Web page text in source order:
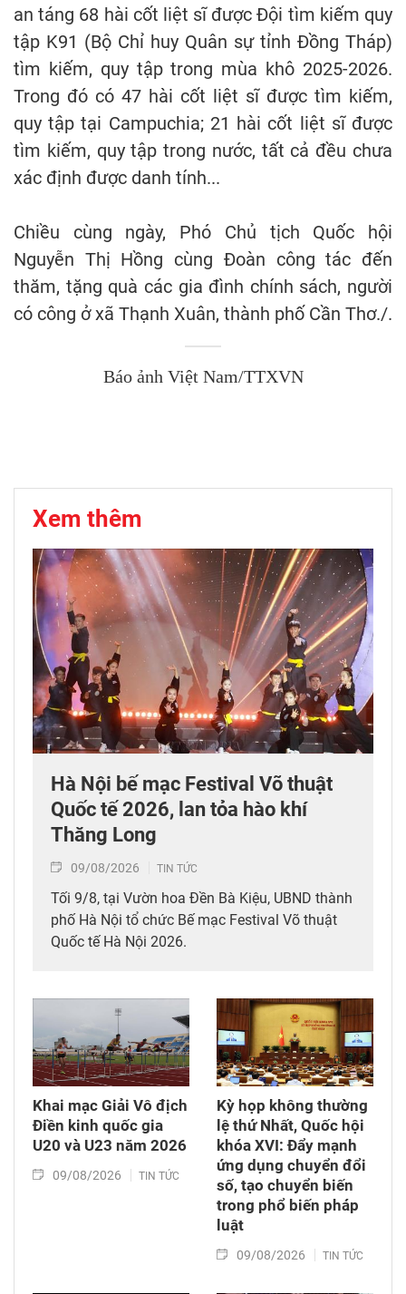
an táng 68 hài cốt liệt sĩ được Đội tìm kiếm quy
tập K91 (Bộ Chỉ huy Quân sự tỉnh Đồng Tháp)
tìm kiếm, quy tập trong mùa khô 2025-2026.
Trong đó có 47 hài cốt liệt sĩ được tìm kiếm,
quy tập tại Campuchia; 21 hài cốt liệt sĩ được
tìm kiếm, quy tập trong nước, tất cả đều chưa
xác định được danh tính...
Chiều cùng ngày, Phó Chủ tịch Quốc hội
Nguyễn Thị Hồng cùng Đoàn công tác đến
thăm, tặng quà các gia đình chính sách, người
có công ở xã Thạnh Xuân, thành phố Cần Thơ./.
Báo ảnh Việt Nam/TTXVN
Xem thêm
Hà Nội bế mạc Festival Võ thuật
Quốc tế 2026, lan tỏa hào khí
Thăng Long
09/08/2026 TIN TỨC
Tối 9/8, tại Vườn hoa Đền Bà Kiệu, UBND thành
phố Hà Nội tổ chức Bế mạc Festival Võ thuật
Quốc tế Hà Nội 2026.
Khai mạc Giải Vô địch
Điền kinh quốc gia
U20 và U23 năm 2026
09/08/2026 TIN TỨC
Kỳ họp không thường
lệ thứ Nhất, Quốc hội
khóa XVI: Đẩy mạnh
ứng dụng chuyển đổi
số, tạo chuyển biến
trong phổ biến pháp
luật
09/08/2026 TIN TỨC